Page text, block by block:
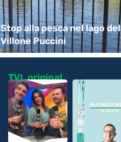
Stop alla pesca nel lago del
Villone Puccini
TVL original